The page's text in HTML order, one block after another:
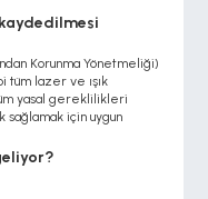
Korunma Yönetmeliği)
tüm lazer ve ışık
yasal gereklilikleri
için uygun